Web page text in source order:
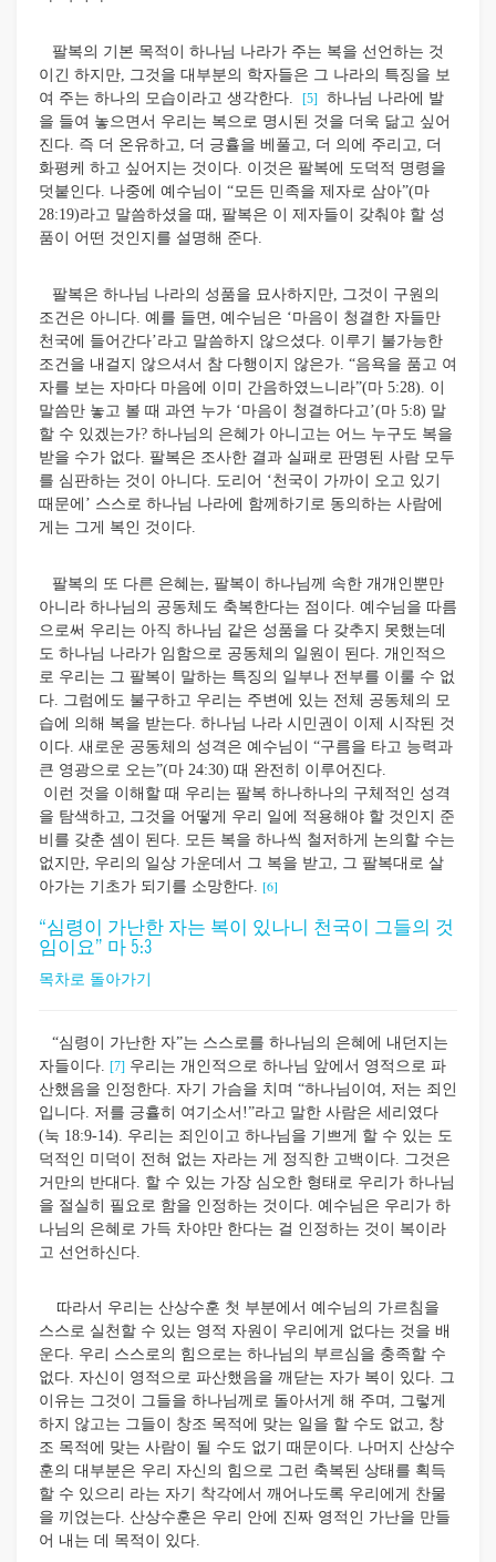
팔복의 기본 목적이 하나님 나라가 주는 복을 선언하는 것
이긴 하지만, 그것을 대부분의 학자들은 그 나라의 특징을 보
여 주는 하나의 모습이라고 생각한다.
[5]
하나님 나라에 발
을 들여 놓으면서 우리는 복으로 명시된 것을 더욱 닮고 싶어
진다. 즉 더 온유하고, 더 긍휼을 베풀고, 더 의에 주리고, 더
화평케 하고 싶어지는 것이다. 이것은 팔복에 도덕적 명령을
덧붙인다. 나중에 예수님이 “모든 민족을 제자로 삼아”(마
28:19)라고 말씀하셨을 때, 팔복은 이 제자들이 갖춰야 할 성
품이 어떤 것인지를 설명해 준다.
팔복은 하나님 나라의 성품을 묘사하지만, 그것이 구원의
조건은 아니다. 예를 들면, 예수님은 ‘마음이 청결한 자들만
천국에 들어간다’라고 말씀하지 않으셨다. 이루기 불가능한
조건을 내걸지 않으셔서 참 다행이지 않은가. “음욕을 품고 여
자를 보는 자마다 마음에 이미 간음하였느니라”(마 5:28). 이
말씀만 놓고 볼 때 과연 누가 ‘마음이 청결하다고’(마 5:8) 말
할 수 있겠는가? 하나님의 은혜가 아니고는 어느 누구도 복을
받을 수가 없다. 팔복은 조사한 결과 실패로 판명된 사람 모두
를 심판하는 것이 아니다. 도리어 ‘천국이 가까이 오고 있기
때문에’ 스스로 하나님 나라에 함께하기로 동의하는 사람에
게는 그게 복인 것이다.
팔복의 또 다른 은혜는, 팔복이 하나님께 속한 개개인뿐만
아니라 하나님의 공동체도 축복한다는 점이다. 예수님을 따름
으로써 우리는 아직 하나님 같은 성품을 다 갖추지 못했는데
도 하나님 나라가 임함으로 공동체의 일원이 된다. 개인적으
로 우리는 그 팔복이 말하는 특징의 일부나 전부를 이룰 수 없
다. 그럼에도 불구하고 우리는 주변에 있는 전체 공동체의 모
습에 의해 복을 받는다. 하나님 나라 시민권이 이제 시작된 것
이다. 새로운 공동체의 성격은 예수님이 “구름을 타고 능력과
큰 영광으로 오는”(마 24:30) 때 완전히 이루어진다.
이런 것을 이해할 때 우리는 팔복 하나하나의 구체적인 성격
을 탐색하고, 그것을 어떻게 우리 일에 적용해야 할 것인지 준
비를 갖춘 셈이 된다. 모든 복을 하나씩 철저하게 논의할 수는
없지만, 우리의 일상 가운데서 그 복을 받고, 그 팔복대로 살
아가는 기초가 되기를 소망한다. [6]
“심령이 가난한 자는 복이 있나니 천국이 그들의 것
임이요” 마 5:3
목차로 돌아가기
“심령이 가난한 자”는 스스로를 하나님의 은혜에 내던지는
자들이다. [7] 우리는 개인적으로 하나님 앞에서 영적으로 파
산했음을 인정한다. 자기 가슴을 치며 “하나님이여, 저는 죄인
입니다. 저를 긍휼히 여기소서!”라고 말한 사람은 세리였다
(눅 18:9-14). 우리는 죄인이고 하나님을 기쁘게 할 수 있는 도
덕적인 미덕이 전혀 없는 자라는 게 정직한 고백이다. 그것은
거만의 반대다. 할 수 있는 가장 심오한 형태로 우리가 하나님
을 절실히 필요로 함을 인정하는 것이다. 예수님은 우리가 하
나님의 은혜로 가득 차야만 한다는 걸 인정하는 것이 복이라
고 선언하신다.
따라서 우리는 산상수훈 첫 부분에서 예수님의 가르침을
스스로 실천할 수 있는 영적 자원이 우리에게 없다는 것을 배
운다. 우리 스스로의 힘으로는 하나님의 부르심을 충족할 수
없다. 자신이 영적으로 파산했음을 깨닫는 자가 복이 있다. 그
이유는 그것이 그들을 하나님께로 돌아서게 해 주며, 그렇게
하지 않고는 그들이 창조 목적에 맞는 일을 할 수도 없고, 창
조 목적에 맞는 사람이 될 수도 없기 때문이다. 나머지 산상수
훈의 대부분은 우리 자신의 힘으로 그런 축복된 상태를 획득
할 수 있으리 라는 자기 착각에서 깨어나도록 우리에게 찬물
을 끼얹는다. 산상수훈은 우리 안에 진짜 영적인 가난을 만들
어 내는 데 목적이 있다.